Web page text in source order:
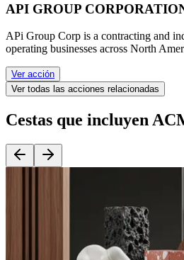
API GROUP
APi Group Corp is a contracting and
operating businesses across North
Ver acción
Ver todas las acciones relacionadas
Cestas que incluyen